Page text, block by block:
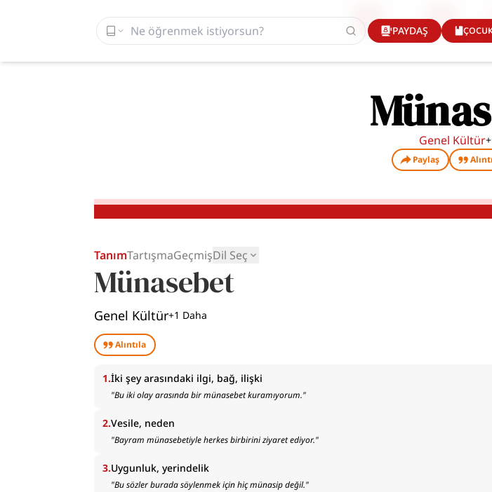
PAYDAŞ
Genel Kültür+
Paylaş
TanımTartışmaGeçmişDil Seç
Münasebet
Genel Kültür+1 Daha
Alıntıla
1.İki şey arasındaki ilgi, bağ, ilişki
"Bu iki olay arasında bir münasebet kuramıyorum."
2.Vesile, neden
"Bayram münasebetiyle herkes birbirini ziyaret ediyor."
3.Uygunluk, yerindelik
"Bu sözler burada söylenmek için hiç münasip değil."